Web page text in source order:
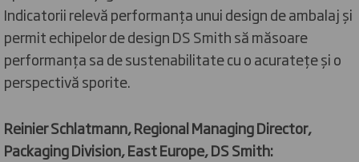
Indicatorii relevă performanța unui design de ambalaj și
permit echipelor de design DS Smith să măsoare
performanța sa de sustenabilitate cu o acuratețe și o
perspectivă sporite.
Reinier Schlatmann, Regional Managing Director,
Packaging Division, East Europe, DS Smith: